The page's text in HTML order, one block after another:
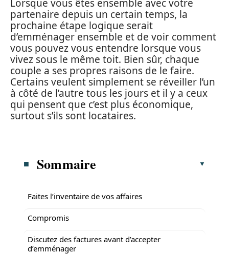
Lorsque vous êtes ensemble avec votre
partenaire depuis un certain temps, la
prochaine étape logique serait
d’emménager ensemble et de voir comment
vous pouvez vous entendre lorsque vous
vivez sous le même toit. Bien sûr, chaque
couple a ses propres raisons de le faire.
Certains veulent simplement se réveiller l’un
à côté de l’autre tous les jours et il y a ceux
qui pensent que c’est plus économique,
surtout s’ils sont locataires.
Sommaire
Faites l’inventaire de vos affaires
Compromis
Discutez des factures avant d’accepter
d’emménager